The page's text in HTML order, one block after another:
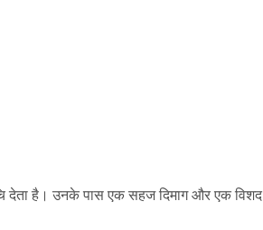
देता है। उनके पास एक सहज दिमाग और एक विशद